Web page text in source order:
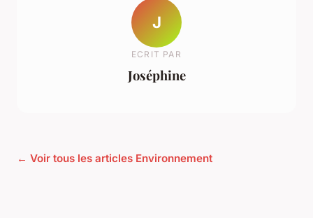
J
ECRIT PAR
Joséphine
← Voir tous les articles Environnement